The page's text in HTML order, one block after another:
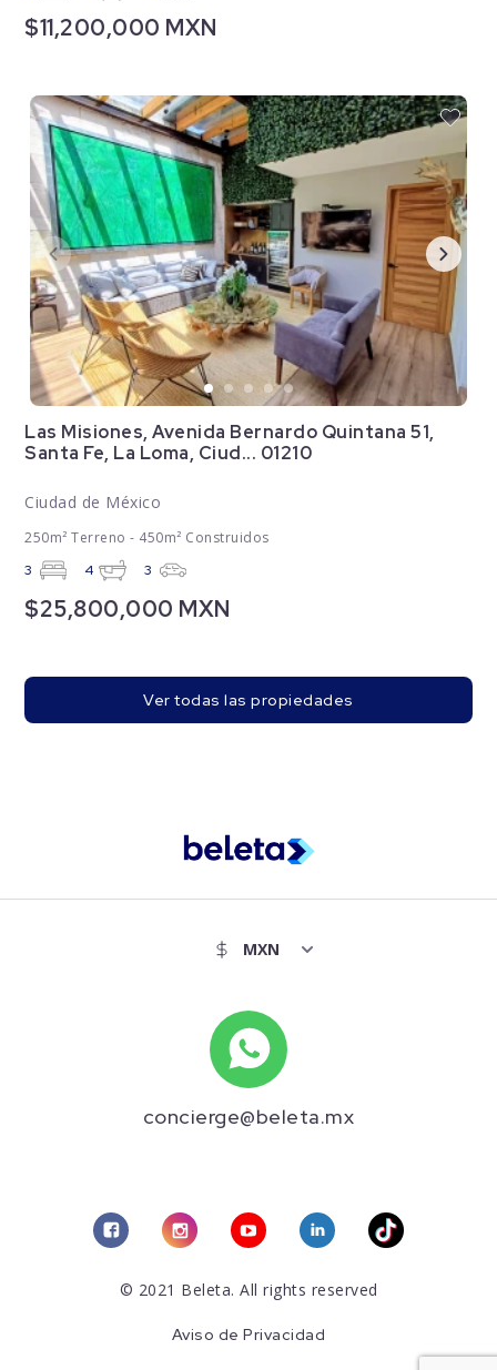
$11,200,000 MXN
Las Misiones, Avenida Bernardo Quintana 51,
Santa Fe, La Loma, Ciud... 01210
Ciudad de México
250m² Terreno - 450m² Construidos
3 4 3
$25,800,000 MXN
Ver todas las propiedades
concierge@beleta.mx
© 2021 Beleta. All rights reserved
Aviso de Privacidad